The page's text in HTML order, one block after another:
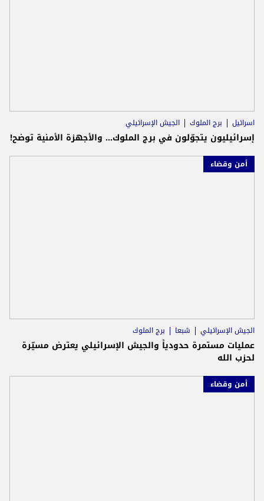
اسرائيل برج الملوك الجيش الإسرائيلي
إسرائيليون يتجوّلون في برج الملوك... والأجهزة الأمنية توضح!
أمن وقضاء
الجيش الإسرائيلي شبعا برج الملوك
عمليات مستمرة حدودياً والجيش الإسرائيلي يعترض مسيّرة
لحزب الله
أمن وقضاء